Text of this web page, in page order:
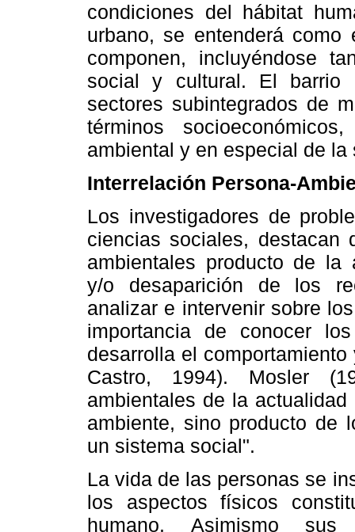
condiciones del hábitat
urbano, se entenderá
componen, incluyéndose
social y cultural. El barrio
sectores subintegrados de
términos
ambiental y en especial de
Interrelación Persona-
Los investigadores de
ciencias sociales, destacan
ambientales producto de la
y/o desaparición de los
analizar e intervenir sobre
importancia de conocer
desarrolla el
Castro, 1994). Mosler
ambientales de la
ambiente, sino producto de
un sistema social".
La vida de las personas se
los aspectos físicos
humano. Asimismo sus